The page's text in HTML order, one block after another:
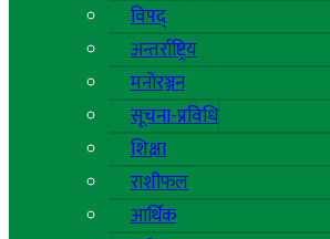
विपद्
अन्तर्राष्ट्रिय
मनोरञ्जन
सूचना-प्रविधि
शिक्षा
राशीफल
आर्थिक